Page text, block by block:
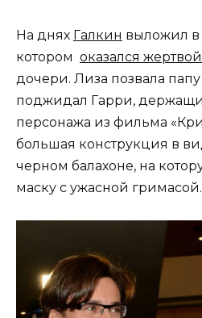
На днях Галкин выложил в
котором оказался жертвой
дочери. Лиза позвала
поджидал Гарри,
персонажа из фильма
большая конструкция в
черном балахоне, на
маску с ужасной гримасой.